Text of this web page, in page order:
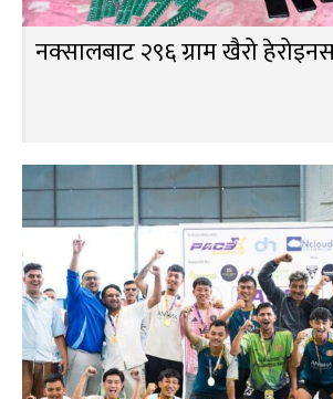
नक्सालबाट २९६ ग्राम खैरो